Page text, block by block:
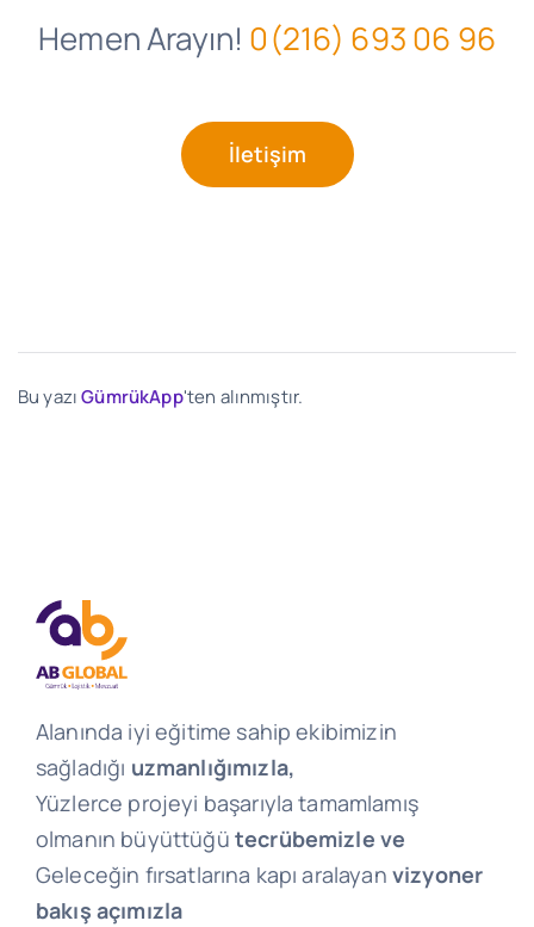
Hemen Arayın! 0(216) 693 06 96
İletişim
Bu yazıGümrükApp'ten alınmıştır.
Alanında iyi eğitime sahip ekibimizin
sağladığı uzmanlığımızla,
Yüzlerce projeyi başarıyla tamamlamış
olmanın büyüttüğü tecrübemizle ve
Geleceğin fırsatlarına kapı aralayan vizyoner
bakış açımızla